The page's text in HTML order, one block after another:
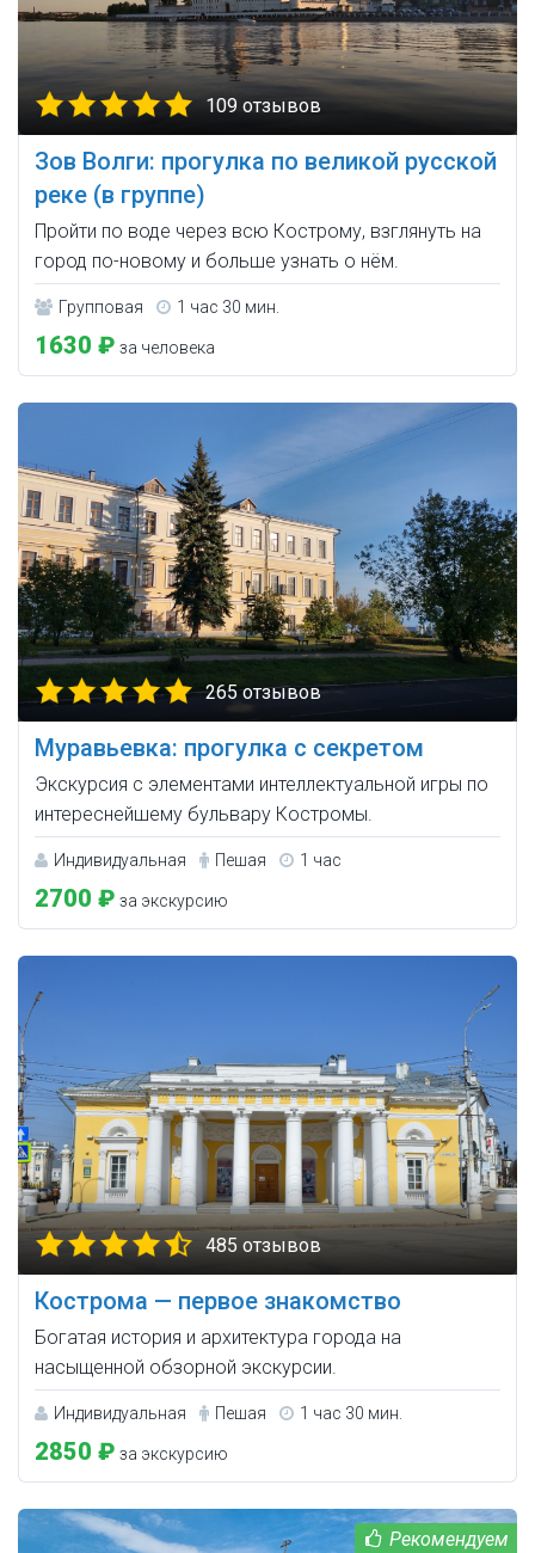
109 отзывов
Зов Волги: прогулка по великой русской
реке (в группе)
Пройти по воде через всю Кострому, взглянуть на
город по-новому и больше узнать о нём.
Групповая 1 час 30 мин.
1630 ₽ за человека
265 отзывов
Муравьевка: прогулка с секретом
Экскурсия с элементами интеллектуальной игры по
интереснейшему бульвару Костромы.
Индивидуальная Пешая 1 час
2700 ₽ за экскурсию
485 отзывов
Кострома — первое знакомство
Богатая история и архитектура города на
насыщенной обзорной экскурсии.
Индивидуальная Пешая 1 час 30 мин.
2850 ₽ за экскурсию